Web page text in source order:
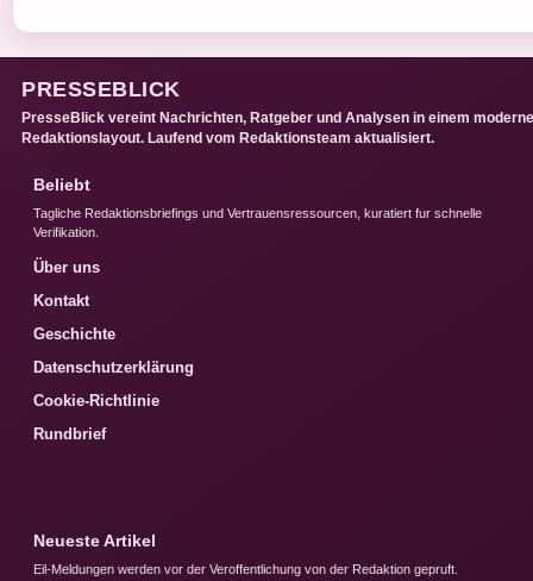
PRESSEBLICK
PresseBlick vereint Nachrichten, Ratgeber und Analysen in einem
Redaktionslayout. Laufend vom Redaktionsteam aktualisiert.
Beliebt
Tagliche Redaktionsbriefings und Vertrauensressourcen, kuratiert fur schnelle
Verifikation.
Über uns
Kontakt
Geschichte
Datenschutzerklärung
Cookie-Richtlinie
Rundbrief
Neueste Artikel
Eil-Meldungen werden vor der Veroffentlichung von der Redaktion gepruft.